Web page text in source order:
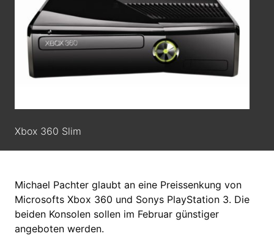
Xbox 360 Slim
Michael Pachter glaubt an eine Preissenkung von
Microsofts Xbox 360 und Sonys PlayStation 3. Die
beiden Konsolen sollen im Februar günstiger
angeboten werden.